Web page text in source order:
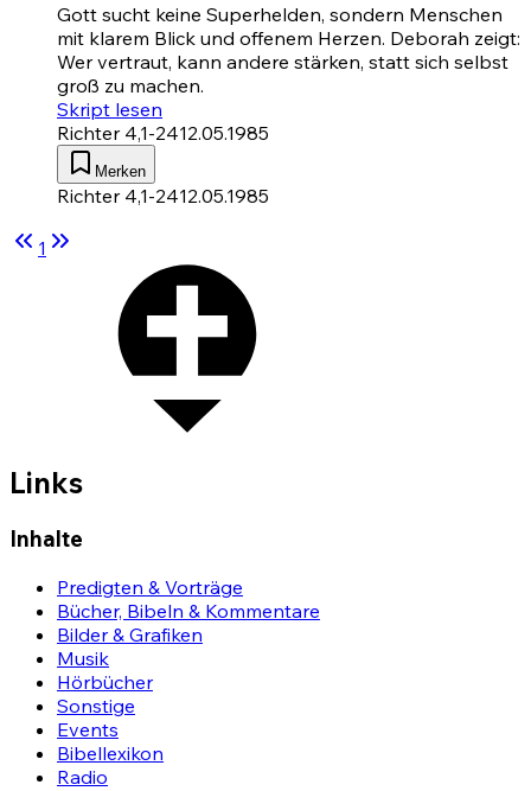
Gott sucht keine Superhelden, sondern Menschen
mit klarem Blick und offenem Herzen. Deborah zeigt:
Wer vertraut, kann andere stärken, statt sich selbst
groß zu machen.
Skript lesen
Richter 4,1-2412.05.1985
Merken
Richter 4,1-2412.05.1985
1
Links
Inhalte
Predigten & Vorträge
Bücher, Bibeln & Kommentare
Bilder & Grafiken
Musik
Hörbücher
Sonstige
Events
Bibellexikon
Radio